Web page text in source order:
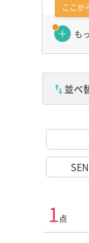
カテゴリ
ここか
も
並べ
1 点